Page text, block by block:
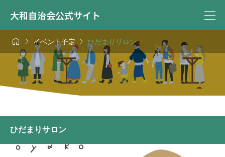
大和自治会公式サイト
  イベント予定ひだまりサロン
ひだまりサロン